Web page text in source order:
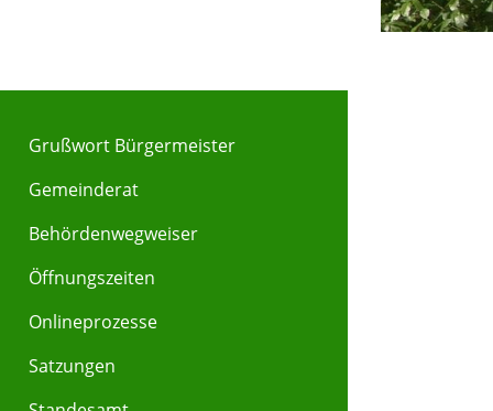
Grußwort Bürgermeister
Gemeinderat
Behördenwegweiser
Öffnungszeiten
Onlineprozesse
Satzungen